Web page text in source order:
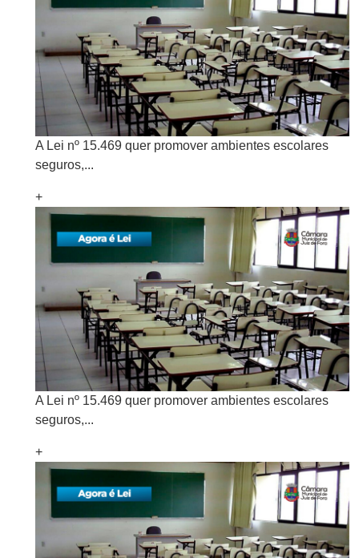
A Lei nº 15.469 quer promover ambientes escolares
seguros,...
+
A Lei nº 15.469 quer promover ambientes escolares
seguros,...
+